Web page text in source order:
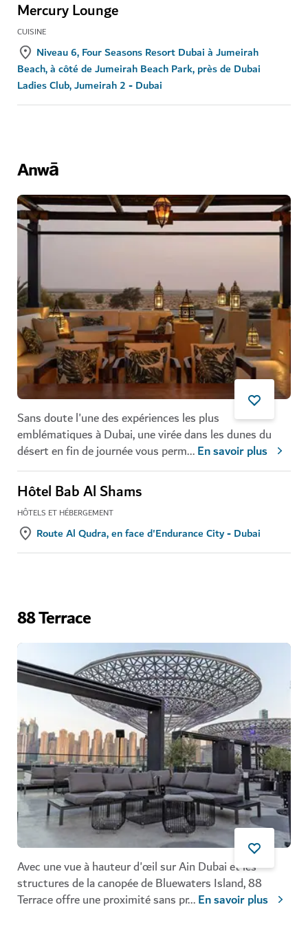
Mercury Lounge
CUISINE
Niveau 6, Four Seasons Resort Dubai à Jumeirah
Beach, à côté de Jumeirah Beach Park, près de Dubai
Ladies Club, Jumeirah 2 - Dubai
Anwā
Sans doute l'une des expériences les plus
emblématiques à Dubai, une virée dans les dunes du
désert en fin de journée vous perm...En savoir plus
Hôtel Bab Al Shams
HÔTELS ET HÉBERGEMENT
Route Al Qudra, en face d'Endurance City - Dubai
88 Terrace
Avec une vue à hauteur d'œil sur Ain Dubai et les
structures de la canopée de Bluewaters Island, 88
Terrace offre une proximité sans pr...En savoir plus